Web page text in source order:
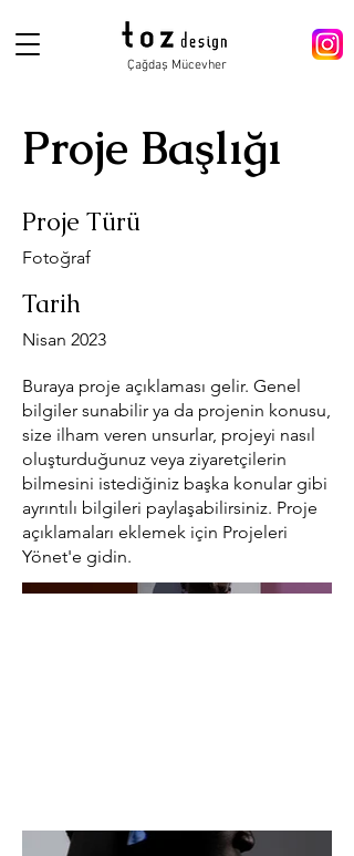
Çağdaş Mücevher
Proje Başlığı
Proje Türü
Fotoğraf
Tarih
Nisan 2023
Buraya proje açıklaması gelir. Genel
bilgiler sunabilir ya da projenin konusu,
size ilham veren unsurlar, projeyi nasıl
oluşturduğunuz veya ziyaretçilerin
bilmesini istediğiniz başka konular gibi
ayrıntılı bilgileri paylaşabilirsiniz. Proje
açıklamaları eklemek için Projeleri
Yönet'e gidin.